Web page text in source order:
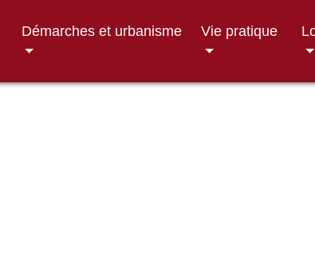
Démarches et urbanisme Vie pratique